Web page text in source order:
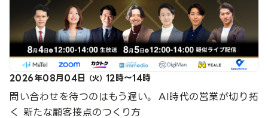
2026年08月04日 （火） 12時～14時
問い合わせを待つのはもう遅い。 AI時代の営業が切り拓
く 新たな顧客接点のつくり方